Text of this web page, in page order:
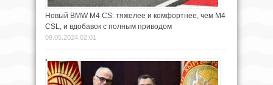
Новый BMW M4 CS: тяжелее и комфортнее, чем M4
CSL, и вдобавок с полным приводом
09.05.2024 02:01